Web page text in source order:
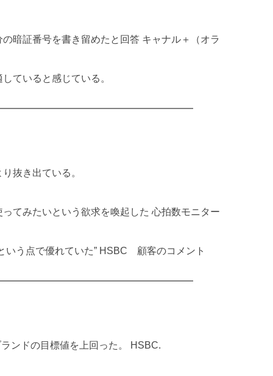
暗証番号を書き留めたと回答 キャナル＋（オラ
ていると感じている。
抜き出ている。
てみたいという欲求を喚起した 心拍数モニター
いう点で優れていた” HSBC 顧客のコメント
ンドの目標値を上回った。 HSBC.